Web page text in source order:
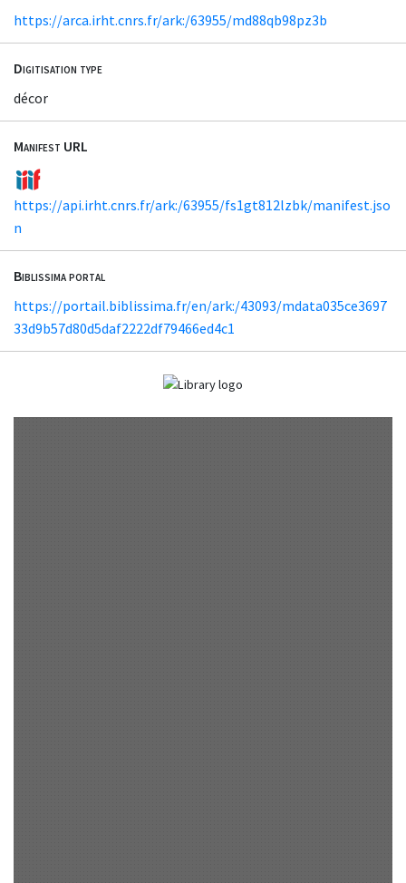
https://arca.irht.cnrs.fr/ark:/63955/md88qb98pz3b
Digitisation type
décor
Manifest URL
https://api.irht.cnrs.fr/ark:/63955/fs1gt812lzbk/manifest.jso
n
Biblissima portal
https://portail.biblissima.fr/en/ark:/43093/mdata035ce3697
33d9b57d80d5daf2222df79466ed4c1